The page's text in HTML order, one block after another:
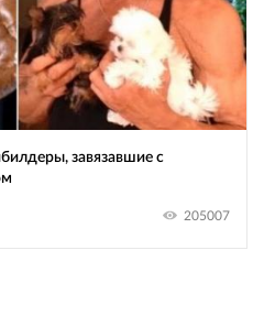
завязавшие с
205007